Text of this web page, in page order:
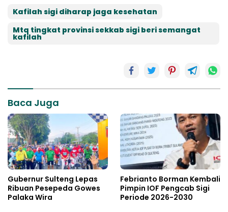
Kafilah sigi diharap jaga kesehatan
Mtq tingkat provinsi sekkab sigi beri semangat
kafilah
Baca Juga
Gubernur Sulteng Lepas
Ribuan Pesepeda Gowes
Palaka Wira
Febrianto Borman Kembali
Pimpin IOF Pengcab Sigi
Periode 2026-2030